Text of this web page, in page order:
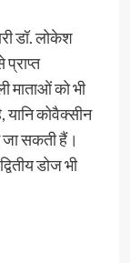
डॉ. लोकेश
प्राप्त
माताओं को भी
यानि कोवैक्सीन
जा सकती हैं।
डोज भी